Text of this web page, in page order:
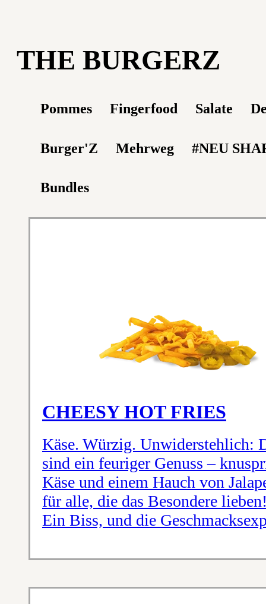
THE BURGERZ
Pommes Fingerfood Salate
Burger'Z Mehrweg #NEU
Bundles
CHEESY HOT FRIES
Käse. Würzig. Unwiderstehlich:
sind ein feuriger Genuss –
Käse und einem Hauch von
für alle, die das Besondere
Ein Biss, und die